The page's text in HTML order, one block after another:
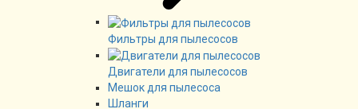
Фильтры для пылесосов
Двигатели для пылесосов
Мешок для пылесоса
Шланги